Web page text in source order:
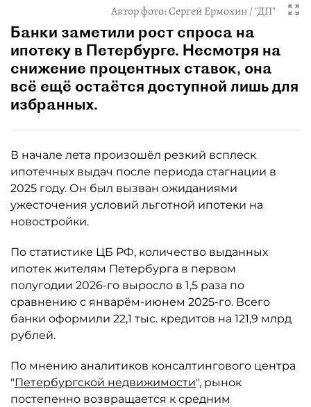
Автор фото:Сергей Ермохин / "ДП"
Банки заметили рост спроса на
ипотеку в Петербурге. Несмотря на
снижение процентных ставок, она
всё ещё остаётся доступной лишь для
избранных.
В начале лета произошёл резкий всплеск
ипотечных выдач после периода стагнации в
2025 году. Он был вызван ожиданиями
ужесточения условий льготной ипотеки на
новостройки.
По статистике ЦБ РФ, количество выданных
ипотек жителям Петербурга в первом
полугодии 2026-го выросло в 1,5 раза по
сравнению с январём-июнем 2025-го. Всего
банки оформили 22,1 тыс. кредитов на 121,9 млрд
рублей.
По мнению аналитиков консалтингового центра
"Петербургской недвижимости", рынок
постепенно возвращается к средним